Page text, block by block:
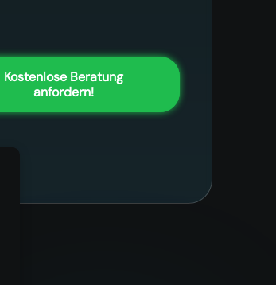
Kostenlose Beratung
anfordern!